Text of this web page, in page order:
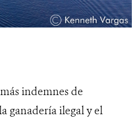
indemnes de
ganadería ilegal y el